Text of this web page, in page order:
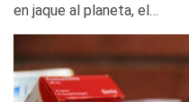
en jaque al planeta, el…